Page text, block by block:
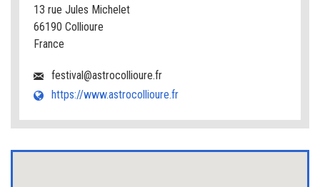
13 rue Jules Michelet
66190 Collioure
France
festival@astrocollioure.fr
https://www.astrocollioure.fr